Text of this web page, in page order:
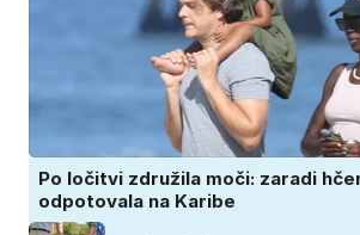
Po ločitvi združila moči: zaradi
odpotovala na Karibe